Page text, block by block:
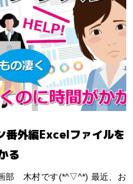
番外編Excelファイルを
る
部 木村です(*^▽^*) 最近、お